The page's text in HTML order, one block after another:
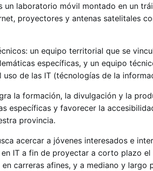
un laboratorio móvil montado en un
proyectores y antenas satelitales
un equipo territorial que se
específicas, y un equipo
de las IT (técnologías de la
la formación, la divulgación y la
específicas y favorecer la
provincia.
acercar a jóvenes interesados e
IT a fin de proyectar a corto plazo el
carreras afines, y a mediano y largo